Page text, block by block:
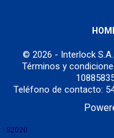
© 2026 - Interlock
Términos y
Teléfono de contacto:
S2020